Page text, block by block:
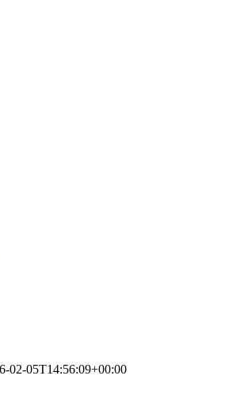
02-05T14:56:09+00:00